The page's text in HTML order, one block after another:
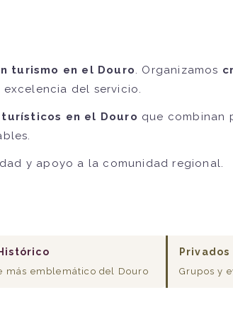
turismo en el Douro. Organizamos
del servicio.
en el Douro que combinan
y apoyo a la comunidad regional.
más emblemático del Douro
Privados
Grupos y